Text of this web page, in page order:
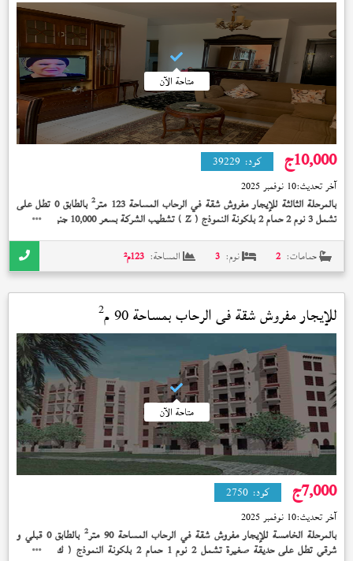
متاحة الآن
10,000ج كود: 39229
آخر تحديث:10 نوفمبر 2025
بالمرحلة الثالثة للإيجار مفروش شقة في الرحاب المساحة 123 متر 2 بالطابق 0 تطل على
تشمل 3 نوم 2 حمام 2 بلكونة النموذج ( Z ) تشطيب الشركة بسعر 10,000 جنيه
حمامات: 2 نوم: 3 المساحة: 123م²
للإيجار مفروش شقة فيالرحاببمساحة 90 م 2
متاحة الآن
7,000ج كود: 2750
آخر تحديث:10 نوفمبر 2025
بالمرحلة الخامسة للإيجار مفروش شقة في الرحاب المساحة 90 متر 2 بالطابق 0 قبلي و
شرقي تطل على حديقة صغيرة تشمل 2 نوم 1 حمام 2 بلكونة النموذج ( ك ) تشطيب